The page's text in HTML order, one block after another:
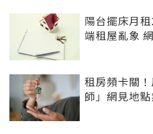
陽台擺床月
端租屋亂象
租房頻卡關
師」網見地